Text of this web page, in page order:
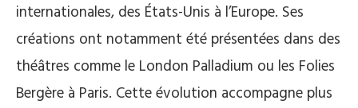
internationales, des États-Unis à l’Europe. Ses
créations ont notamment été présentées dans des
théâtres comme le London Palladium ou les Folies
Bergère à Paris. Cette évolution accompagne plus